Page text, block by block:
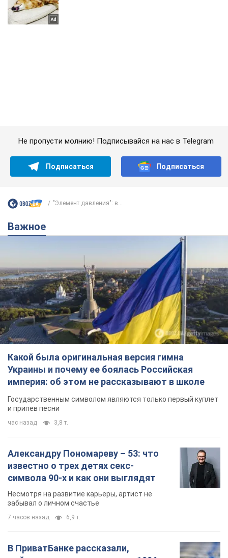
Какой была оригинальная версия гимна
Украины и почему ее боялась Российская
империя: об этом не рассказывают в школе
Государственным символом являются только первый куплет
и припев песни
час назад 3,8 т.
Александру Пономареву – 53: что
известно о трех детях секс-
символа 90-х и как они выглядят
забывал о личном счастье
В ПриватБанке рассказали,
действительны ли доллары 1996
года: принимают ли обменники и
банки такие купюры
принимают старые доллары